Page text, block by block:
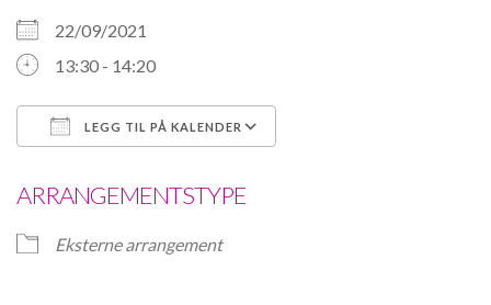
22/09/2021
13:30 - 14:20
LEGG TIL PÅ KALENDER
ARRANGEMENTSTYPE
Eksterne arrangement